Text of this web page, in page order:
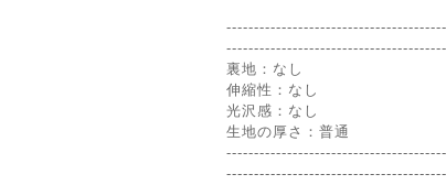
裏地：なし
伸縮性：なし
光沢感：なし
生地の厚さ：普通